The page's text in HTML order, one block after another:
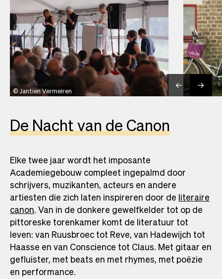
Jantien Vermeiren
De Nacht van de Canon
Elke twee jaar wordt het imposante
Academiegebouw compleet ingepalmd door
schrijvers, muzikanten, acteurs en andere
artiesten die zich laten inspireren door de literaire
canon. Van in de donkere gewelfkelder tot op de
pittoreske torenkamer komt de literatuur tot
leven: van Ruusbroec tot Reve, van Hadewijch tot
Haasse en van Conscience tot Claus. Met gitaar en
gefluister, met beats en met rhymes, met poëzie
en performance.